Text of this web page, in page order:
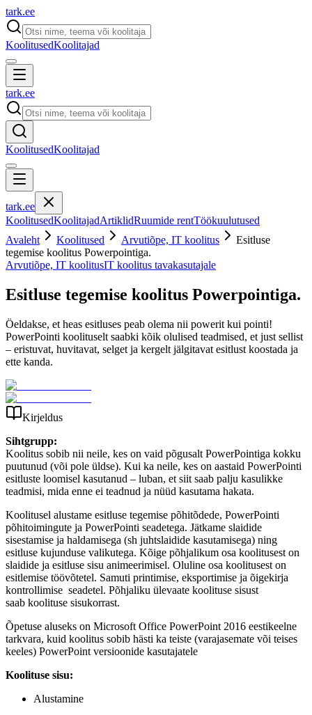
tark.ee
KoolitusedKoolitajad
tark.ee
KoolitusedKoolitajad
tark.ee
KoolitusedKoolitajadArtiklidRuumide rentTöökuulutused
Avaleht
Koolitused Arvutiõpe, IT koolitus
Esitluse
tegemise koolitus Powerpointiga.
Arvutiõpe, IT koolitusIT koolitus tavakasutajale
Esitluse tegemise koolitus Powerpointiga.
Öeldakse, et heas esitluses peab olema nii powerit kui pointi!
PowerPointi koolituselt saabki kõik olulised teadmised, et just sellist
– eristuvat, huvitavat, selget ja kergelt jälgitavat esitlust koostada ja
ette kanda.
Kirjeldus
Sihtgrupp:
Koolitus sobib nii neile, kes on vaid põgusalt PowerPointiga kokku
puutunud (või pole üldse). Kui ka neile, kes on aastaid PowerPointi
esitluste loomisel kasutanud – luban, et siit saab palju kasulikke
teadmisi, mida enne ei teadnud ja nüüd kasutama hakata.
Koolitusel alustame esitluse tegemise põhitõdede, PowerPointi
põhitoimingute ja PowerPointi seadetega. Jätkame slaidide
sisestamise ja haldamisega (sh juhtslaidide kasutamisega) ning
esitluse kujunduse valikutega. Kõige põhjalikum osa koolitusest on
slaidide ja esitluse sisu animeerimisel. Oluline osa koolitusest on
esitlemise töövõtetel. Samuti printimise, eksportimise ja õigekirja
kontrollimise seadetel. Põhjaliku ülevaate koolituse sisust
saab koolituse sisukorrast.
Õpetuse aluseks on Microsoft Office PowerPoint 2016 eestikeelne
tarkvara, kuid koolitus sobib hästi ka teiste (varajasemate või teises
keeles) PowerPoint versioonide kasutajatele
Koolituse sisu:
Alustamine